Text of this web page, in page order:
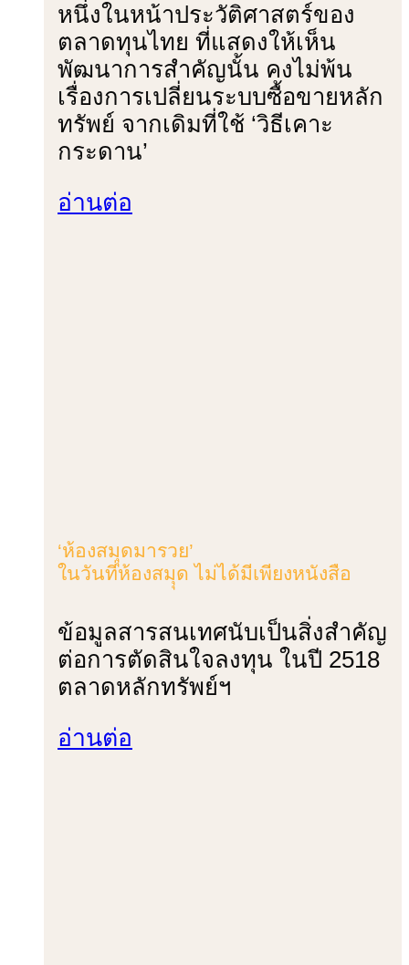
หนึ่งในหน้าประวัติศาสตร์ของ
ตลาดทุนไทย ที่แสดงให้เห็น
พัฒนาการสําคัญนั้น คงไม่พ้น
เรื่องการเปลี่ยนระบบซื้อขายหลัก
ทรัพย์ จากเดิมที่ใช้ ‘วิธีเคาะ
กระดาน’
อ่านต่อ
‘ห้องสมุุดมารวย’
ในวันที่ห้องสมุุด ไม่ได้มีเพียงหนังสือ
ข้อมูลสารสนเทศนับเป็นสิ่งสำคัญ
ต่อการตัดสินใจลงทุน ในปี 2518
ตลาดหลักทรัพย์ฯ
อ่านต่อ